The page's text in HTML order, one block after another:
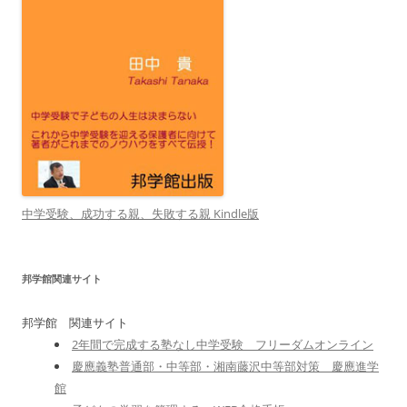
中学受験、成功する親、失敗する親 Kindle版
邦学館関連サイト
邦学館 関連サイト
2年間で完成する塾なし中学受験 フリーダムオンライン
慶應義塾普通部・中等部・湘南藤沢中等部対策 慶應進学
館